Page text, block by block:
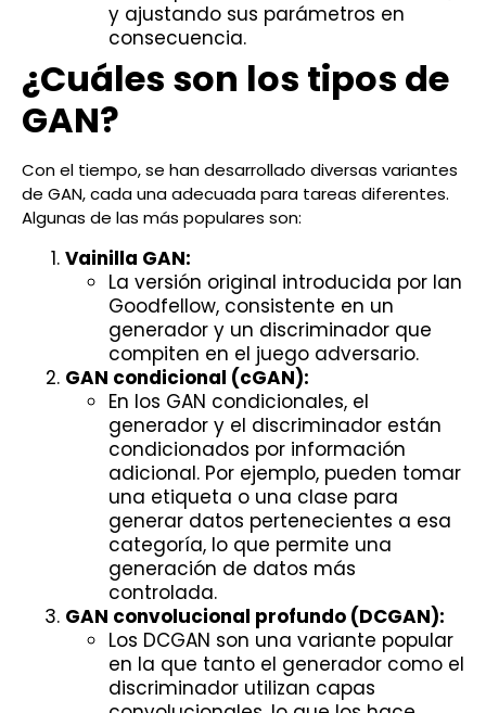
y ajustando sus parámetros en
consecuencia.
¿Cuáles son los tipos de
GAN?
Con el tiempo, se han desarrollado diversas variantes
de GAN, cada una adecuada para tareas diferentes.
Algunas de las más populares son:
Vainilla GAN:
La versión original introducida por Ian
Goodfellow, consistente en un
generador y un discriminador que
compiten en el juego adversario.
GAN condicional (cGAN):
En los GAN condicionales, el
generador y el discriminador están
condicionados por información
adicional. Por ejemplo, pueden tomar
una etiqueta o una clase para
generar datos pertenecientes a esa
categoría, lo que permite una
generación de datos más
controlada.
GAN convolucional profundo (DCGAN):
Los DCGAN son una variante popular
en la que tanto el generador como el
discriminador utilizan capas